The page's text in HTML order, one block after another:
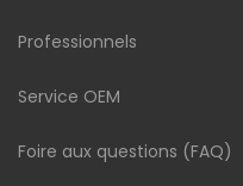
Professionnels
Service OEM
Foire aux questions (FAQ)